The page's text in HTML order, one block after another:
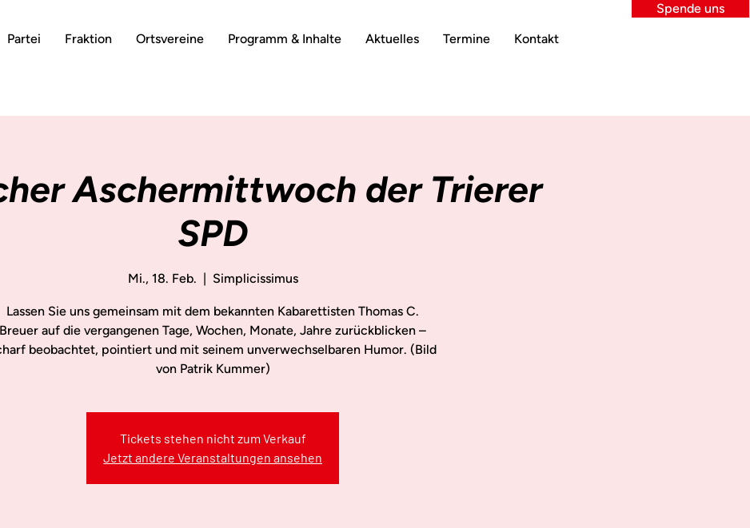
Partei Fraktion Ortsvereine Programm & Inhalte Aktuelles Termine Kontakt
Spende uns
Aschermittwoch der Trierer
SPD
Mi., 18. Feb. Simplicissimus
Lassen Sie uns gemeinsam mit dem bekannten Kabarettisten Thomas C.
Breuer auf die vergangenen Tage, Wochen, Monate, Jahre zurückblicken –
beobachtet, pointiert und mit seinem unverwechselbaren Humor. (Bild
von Patrik Kummer)
Tickets stehen nicht zum Verkauf
Jetzt andere Veranstaltungen ansehen